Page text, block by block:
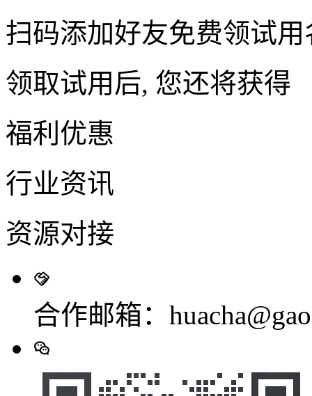
扫码添加好友免费领试用
领取试用后, 您还将获得
福利优惠
行业资讯
资源对接
合作邮箱：